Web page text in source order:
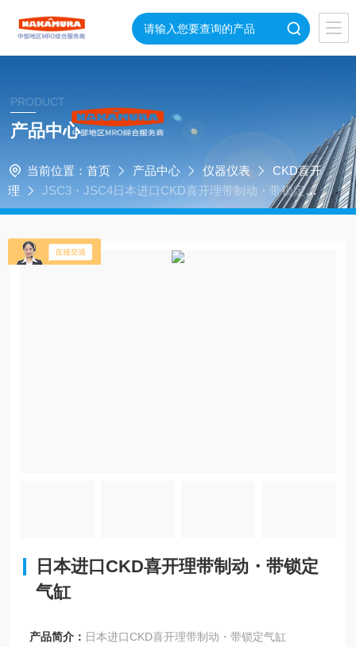
PRODUCT
产品中心
当前位置： 首页 产品中心 仪器仪表
CKD喜开
理
JSC3・JSC4日本进口CKD喜开理带制动・带锁定气
缸
日本进口CKD喜开理带制动・带锁定
气缸
产品简介： 日本进口CKD喜开理带制动・带锁定气缸